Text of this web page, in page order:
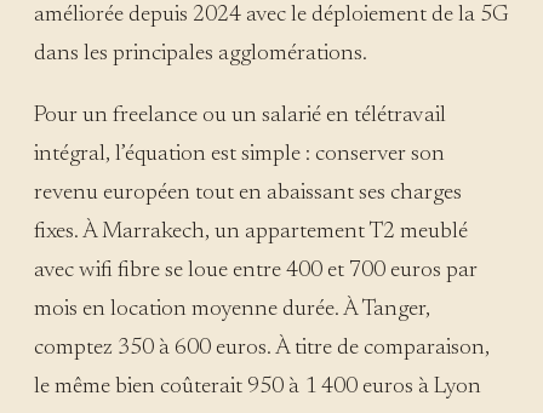
améliorée depuis 2024 avec le déploiement de la 5G
dans les principales agglomérations.
Pour un freelance ou un salarié en télétravail
intégral, l’équation est simple : conserver son
revenu européen tout en abaissant ses charges
fixes. À Marrakech, un appartement T2 meublé
avec wifi fibre se loue entre 400 et 700 euros par
mois en location moyenne durée. À Tanger,
comptez 350 à 600 euros. À titre de comparaison,
le même bien coûterait 950 à 1 400 euros à Lyon